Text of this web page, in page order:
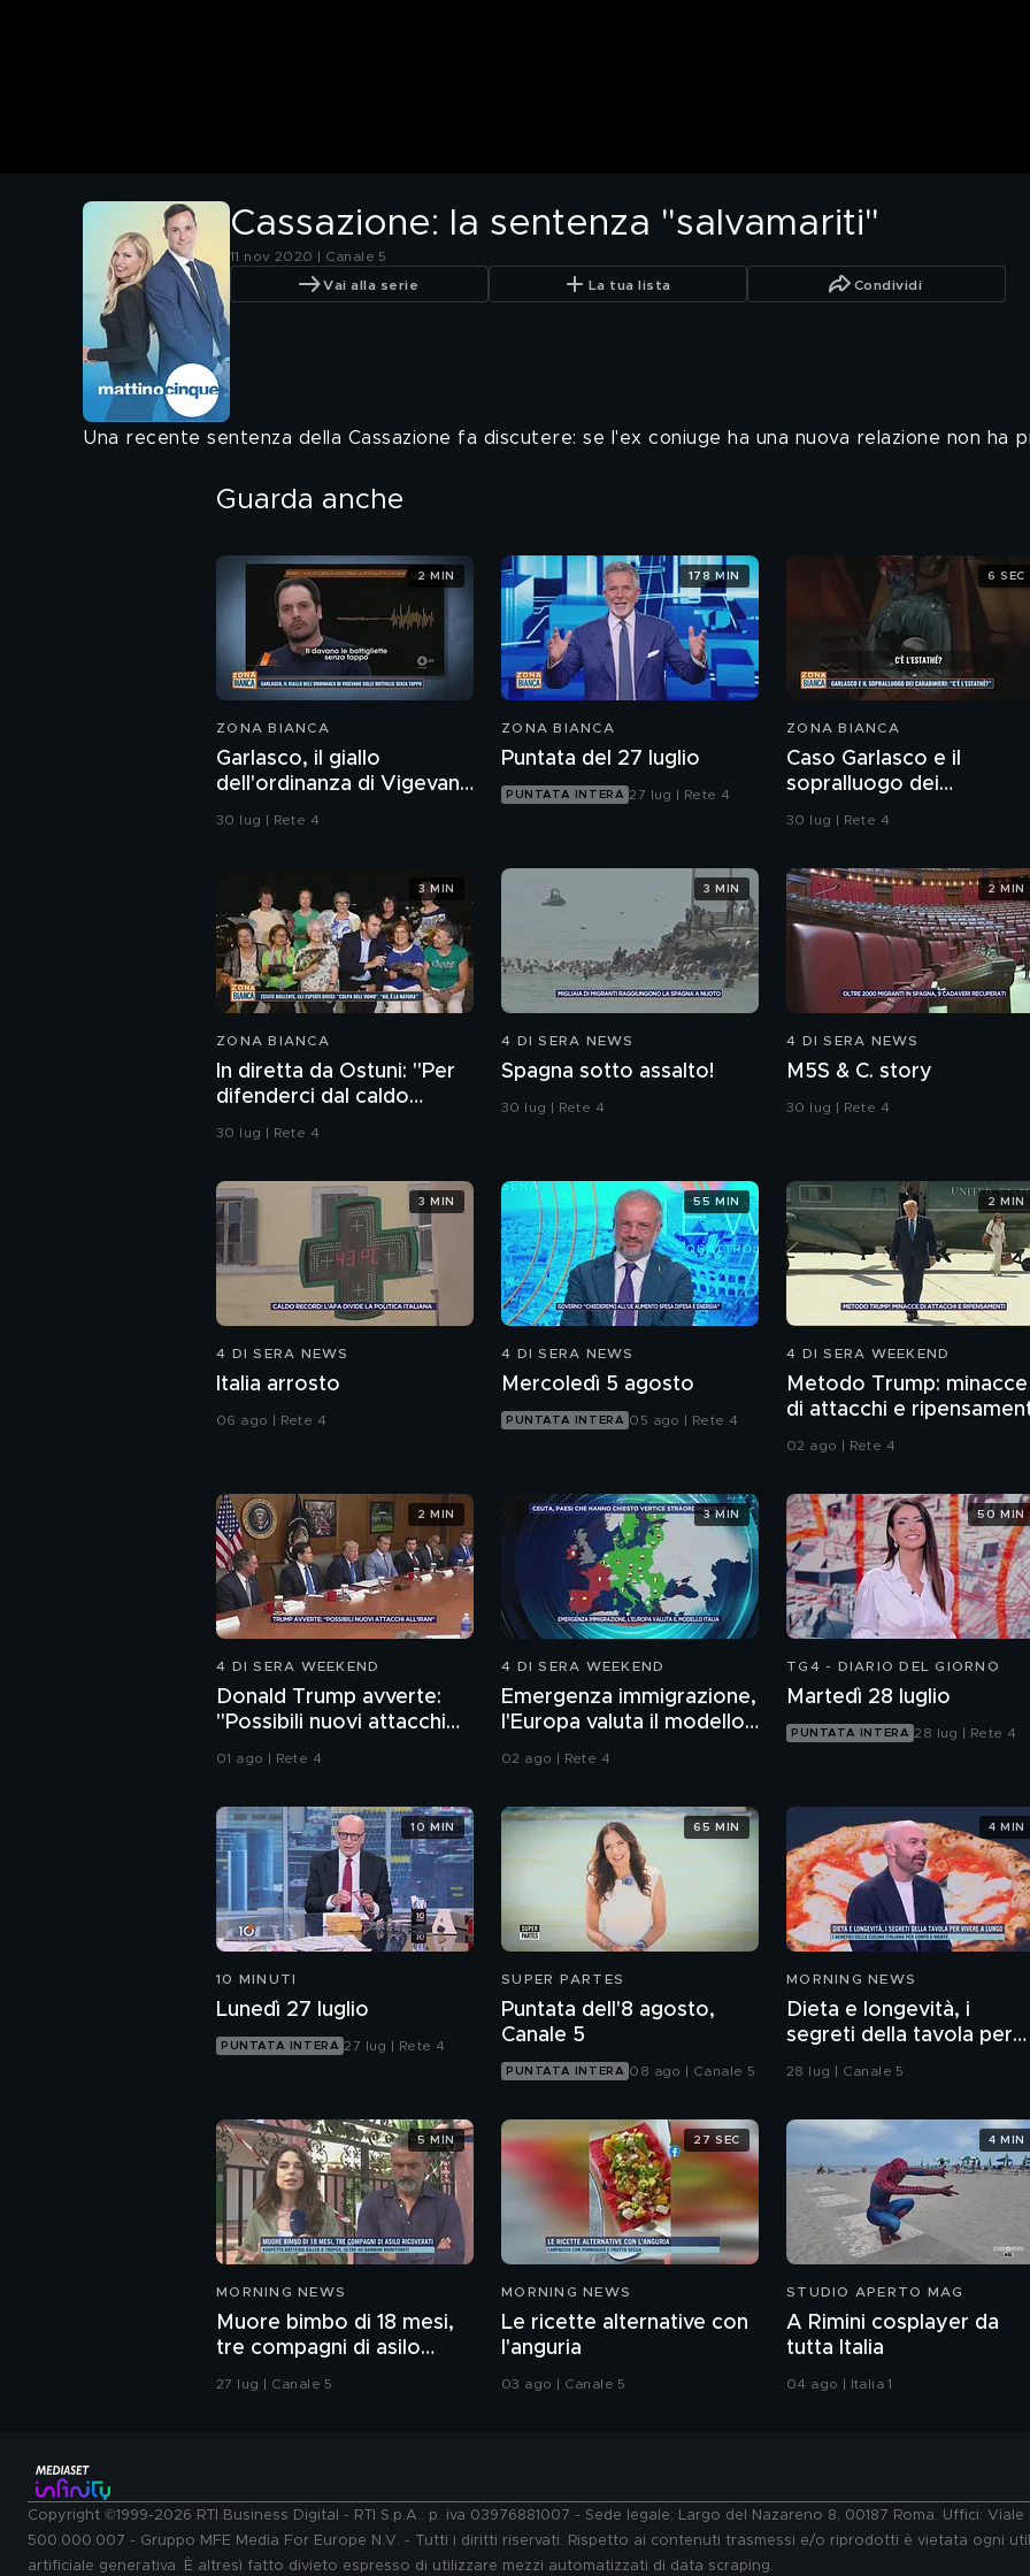
Cassazione: la sentenza "salvamariti"
11 nov 2020 | Canale 5
Vai alla serie La tua lista Condividi
Una recente sentenza della Cassazione fa discutere: se l'ex coniuge ha una nuova relazione non ha
Guarda anche
ZONA BIANCA
Garlasco, il giallo
dell'ordinanza di Vigevano
sulle bottiglie senza
30 lug | Rete 4
2 MIN
ZONA BIANCA
Puntata del 27 luglio
PUNTATA INTERA 27 lug | Rete 4
178 MIN
ZONA BIANCA
Caso Garlasco e il
sopralluogo dei
Carabinieri
30 lug | Rete 4
6 SEC
ZONA BIANCA
In diretta da Ostuni: "Per
difenderci dal caldo
abbiamo solo i ventagli"
30 lug | Rete 4
3 MIN
4 DI SERA NEWS
Spagna sotto assalto!
30 lug | Rete 4
3 MIN
4 DI SERA NEWS
M5S & C. story
30 lug | Rete 4
2 MIN
4 DI SERA NEWS
Italia arrosto
06 ago | Rete 4
3 MIN
4 DI SERA NEWS
Mercoledì 5 agosto
PUNTATA INTERA 05 ago | Rete 4
55 MIN
4 DI SERA WEEKEND
Metodo Trump: minacce
di attacchi e
02 ago | Rete 4
2 MIN
4 DI SERA WEEKEND
Donald Trump avverte:
"Possibili nuovi attacchi
all'Iran"
01 ago | Rete 4
2 MIN
4 DI SERA WEEKEND
Emergenza immigrazione,
l'Europa valuta il modello
02 ago | Rete 4
3 MIN
TG4 - DIARIO DEL GIORNO
Martedì 28 luglio
PUNTATA INTERA 28 lug | Rete 4
50 MIN
10 MINUTI
Lunedì 27 luglio
PUNTATA INTERA 27 lug | Rete 4
10 MIN
SUPER PARTES
Puntata dell'8 agosto,
Canale 5
PUNTATA INTERA 08 ago | Canale 5
65 MIN
MORNING NEWS
Dieta e longevità, i
segreti della tavola per
vivere a lungo
28 lug | Canale 5
4 MIN
MORNING NEWS
Muore bimbo di 18 mesi,
tre compagni di asilo
ricoverati
27 lug | Canale 5
5 MIN
MORNING NEWS
Le ricette alternative con
l'anguria
03 ago | Canale 5
27 SEC
STUDIO APERTO MAG
A Rimini cosplayer da
tutta Italia
04 ago | Italia 1
4 MIN
Copyright ©1999-2026 RTI Business Digital - RTI S.p.A.: p. iva 03976881007 - Sede legale: Largo del Nazareno 8, 00187 Roma. Uffici:
500.000.007 - Gruppo MFE Media For Europe N.V. - Tutti i diritti riservati. Rispetto ai contenuti trasmessi e/o riprodotti è vietata ogni
artificiale generativa. È altresì fatto divieto espresso di utilizzare mezzi automatizzati di data scraping.